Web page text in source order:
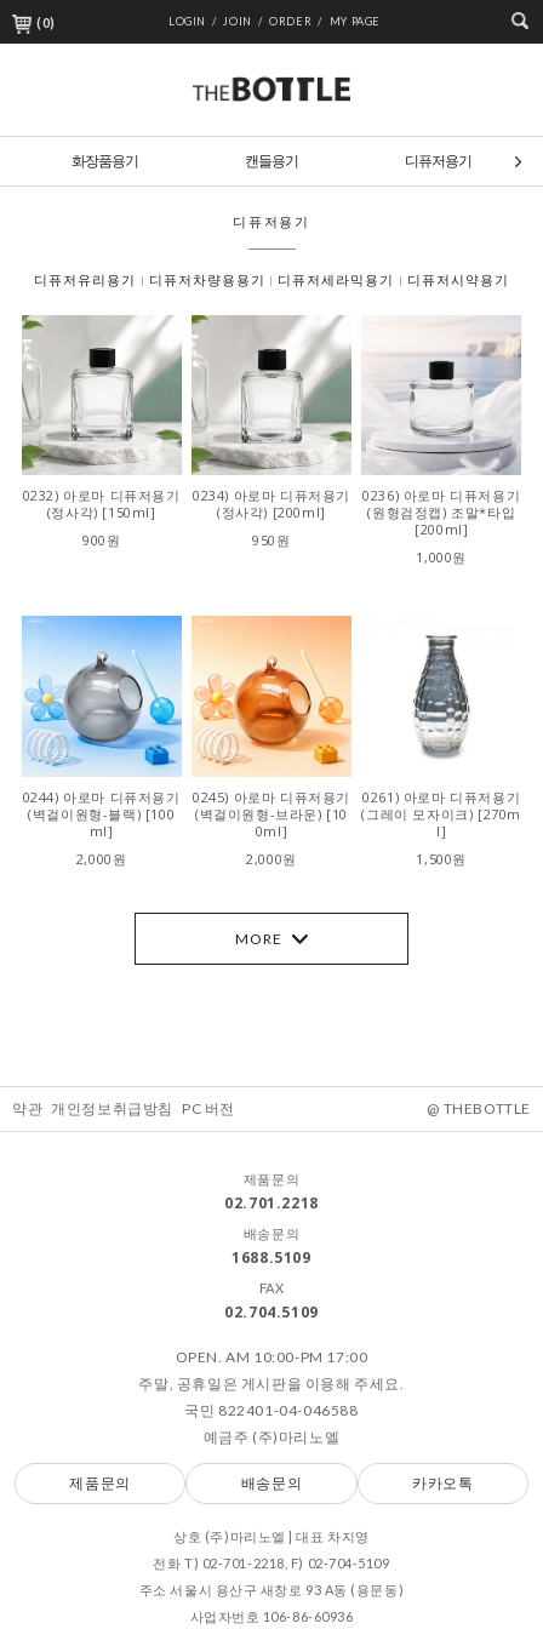
(0) LOGIN / JOIN / ORDER / MY PAGE
화장품용기 캔들용기 디퓨저용기
디퓨저용기
디퓨저유리용기 디퓨저차량용용기 디퓨저세라믹용기 디퓨저시약용기
0232) 아로마 디퓨저용기
(정사각) [150ml]
900원
0234) 아로마 디퓨저용기
(정사각) [200ml]
950원
0236) 아로마 디퓨저용기
(원형검정캡) 조말*타입
[200ml]
1,000원
0244) 아로마 디퓨저용기
(벽걸이원형-블랙) [100
ml]
2,000원
0245) 아로마 디퓨저용기
(벽걸이원형-브라운) [10
0ml]
2,000원
0261) 아로마 디퓨저용기
(그레이 모자이크) [270m
l]
1,500원
MORE
약관 개인정보취급방침 PC 버전 @ THEBOTTLE
제품문의
02.701.2218
배송문의
1688.5109
FAX
02.704.5109
OPEN. AM 10:00-PM 17:00
주말, 공휴일은 게시판을 이용해 주세요.
국민 822401-04-046588
예금주 (주)마리노엘
제품문의 배송문의 카카오톡
상호 (주)마리노엘 | 대표 차지영
전화 T) 02-701-2218, F) 02-704-5109
주소 서울시 용산구 새창로 93 A동 (용문동)
사업자번호 106-86-60936